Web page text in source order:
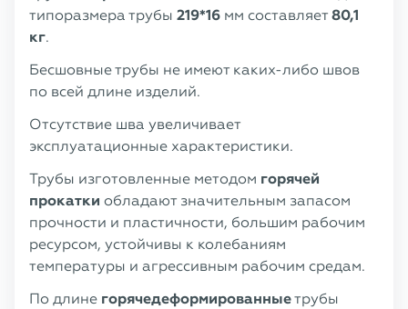
типоразмера трубы 219*16 мм составляет80,1
кг.
Бесшовные трубы не имеют каких-либо швов
по всей длине изделий.
Отсутствие шва увеличивает
эксплуатационные характеристики.
Трубы изготовленные методом горячей
прокатки обладают значительным запасом
прочности и пластичности, большим рабочим
ресурсом, устойчивы к колебаниям
температуры и агрессивным рабочим средам.
По длине горячедеформированныетрубы